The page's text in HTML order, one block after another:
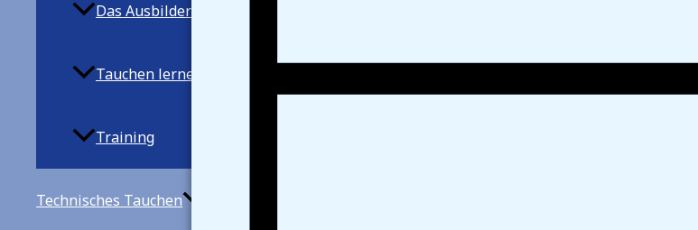
Das Ausbilderteam
Tauchen lernen
Training
Technisches Tauchen